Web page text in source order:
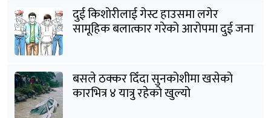
दुई किशोरीलाई गेस्ट हाउसमा लगेर
सामूहिक बलात्कार गरेको आरोपमा दुई जना
बसले ठक्कर दिँदा सुनकोशीमा खसेकाे
कारभित्र ४ यात्रु रहेको खुल्यो